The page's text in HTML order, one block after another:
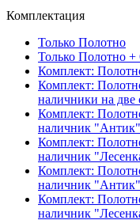
Комплектация
Только Полотно
Только Полотно +
Комплект:
Комплект:
наличники на
Комплект:
наличник "Антик"
Комплект:
наличник
Комплект:
наличник
Комплект:
наличник